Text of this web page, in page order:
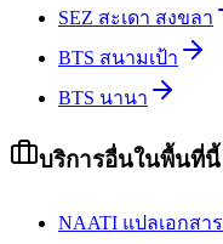
SEZ สะเดา สงขลา
BTS สนามเป้า
BTS นานา
บริการอื่นในพื้นที่นี้
NAATI แปลเอกสาร